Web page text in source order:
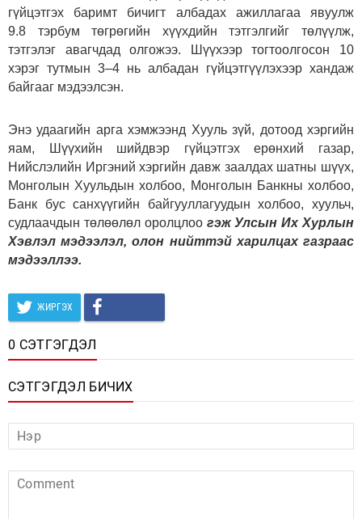
гүйцэтгэх баримт бичигт албадах ажиллагаа явуулж
9.8 тэрбум төгрөгийн хүүхдийн тэтгэлгийг төлүүлж,
тэтгэлэг авагчдад олгожээ. Шүүхээр тогтоолгосон 10
хэрэг тутмын 3–4 нь албадан гүйцэтгүүлэхээр хандаж
байгааг мэдээлсэн.
Энэ удаагийн арга хэмжээнд Хууль зүй, дотоод хэргийн
яам, Шүүхийн шийдвэр гүйцэтгэх ерөнхий газар,
Нийслэлийн Иргэний хэргийн давж заалдах шатны шүүх,
Монголын Хуульдын холбоо, Монголын Банкны холбоо,
Банк бус санхүүгийн байгууллагуудын холбоо, хуульч,
судлаачдын төлөөлөл оролцлоо гэж Улсын Их Хурлын
Хэвлэл мэдээлэл, олон нийттэй харилцах газраас
мэдээллээ.
ЖИРГЭХ
0 СЭТГЭГДЭЛ
СЭТГЭГДЭЛ БИЧИХ